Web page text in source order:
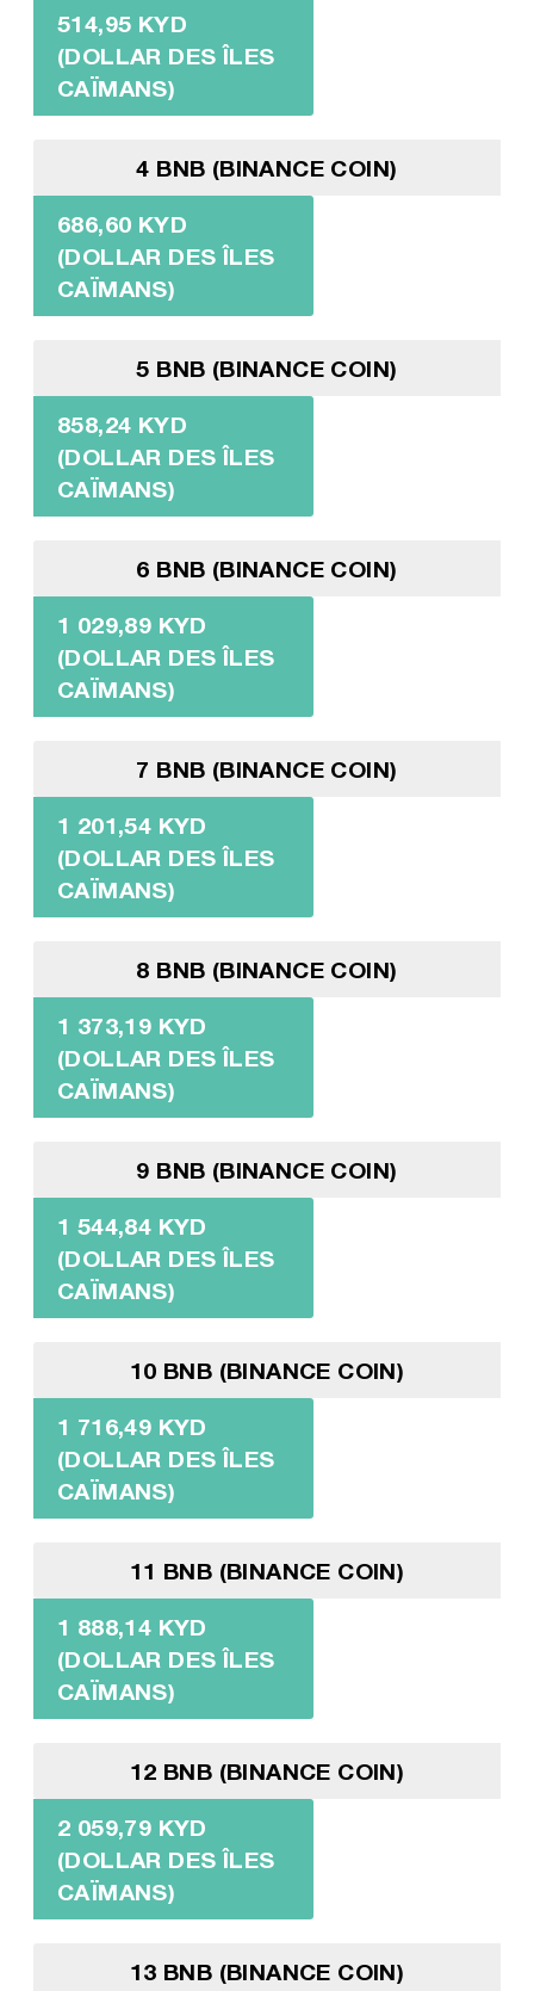
514,95 KYD
(DOLLAR DES ÎLES
CAÏMANS)
4 BNB (BINANCE COIN)
686,60 KYD
(DOLLAR DES ÎLES
CAÏMANS)
5 BNB (BINANCE COIN)
858,24 KYD
(DOLLAR DES ÎLES
CAÏMANS)
6 BNB (BINANCE COIN)
1 029,89 KYD
(DOLLAR DES ÎLES
CAÏMANS)
7 BNB (BINANCE COIN)
1 201,54 KYD
(DOLLAR DES ÎLES
CAÏMANS)
8 BNB (BINANCE COIN)
1 373,19 KYD
(DOLLAR DES ÎLES
CAÏMANS)
9 BNB (BINANCE COIN)
1 544,84 KYD
(DOLLAR DES ÎLES
CAÏMANS)
10 BNB (BINANCE COIN)
1 716,49 KYD
(DOLLAR DES ÎLES
CAÏMANS)
11 BNB (BINANCE COIN)
1 888,14 KYD
(DOLLAR DES ÎLES
CAÏMANS)
12 BNB (BINANCE COIN)
2 059,79 KYD
(DOLLAR DES ÎLES
CAÏMANS)
13 BNB (BINANCE COIN)